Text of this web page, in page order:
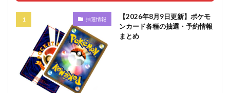
抽選情報
【2026年8月9日更新】ポケモ
ンカード各種の抽選・予約情報
まとめ